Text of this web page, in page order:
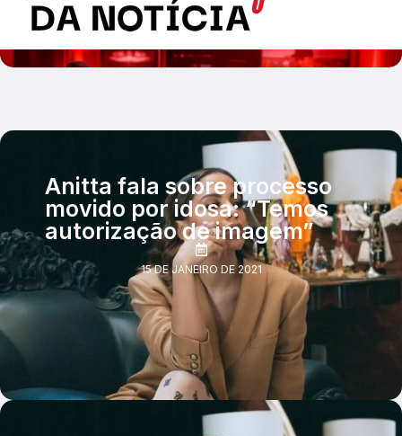
Anitta fala sobre processo
movido por idosa: “Temos
autorização de imagem”
15 DE JANEIRO DE 2021